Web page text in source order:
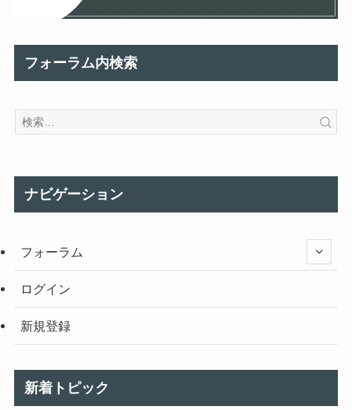
フォーラム内検索
ナビゲーション
フォーラム
ログイン
新規登録
新着トピック